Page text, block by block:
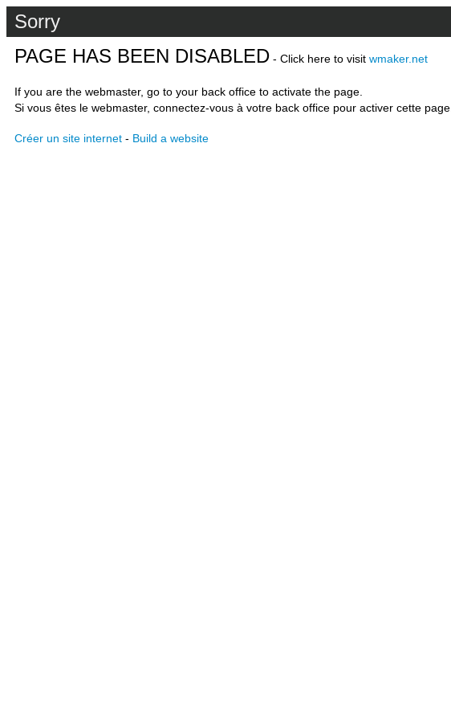
Sorry
PAGE HAS BEEN DISABLED - Click here to visit wmaker.net
If you are the webmaster, go to your back office to activate the page.
Si vous êtes le webmaster, connectez-vous à votre back office pour activer cette page.
Créer un site internet - Build a website